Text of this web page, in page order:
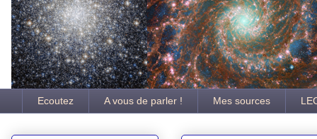
Ecoutez A vous de parler ! Mes sources